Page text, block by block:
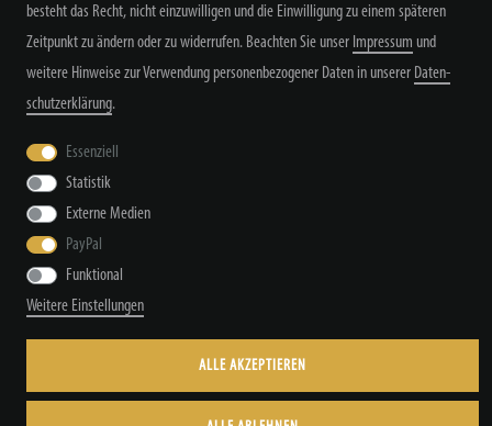
Widerrufs­recht
© Copyright by TacStyle4 GbR 2026 | Alle Rechte vorbehalten.
besteht das Recht, nicht einzuwilligen und die Einwilligung zu einem späteren
Zeitpunkt zu ändern oder zu widerrufen. Beachten Sie unser Impressum und
weitere Hinweise zur Verwendung personenbezogener Daten in unserer Daten­
schutz­erklärung.
Essenziell
Statistik
Externe Medien
PayPal
Funktional
Weitere Einstellungen
ALLE AKZEPTIEREN